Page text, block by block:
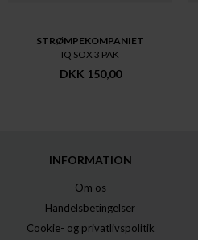
STRØMPEKOMPANIET
IQ SOX 3 PAK
DKK 150,00
INFORMATION
Om os
Handelsbetingelser
Cookie- og privatlivspolitik